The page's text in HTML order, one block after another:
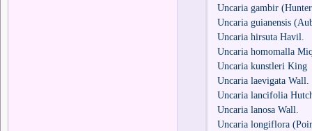
Uncaria gambir
Uncaria guianensis
Uncaria hirsuta Havil.
Uncaria homomalla
Uncaria kunstleri King
Uncaria laevigata
Uncaria lancifolia
Uncaria lanosa Wall.
Uncaria longiflora